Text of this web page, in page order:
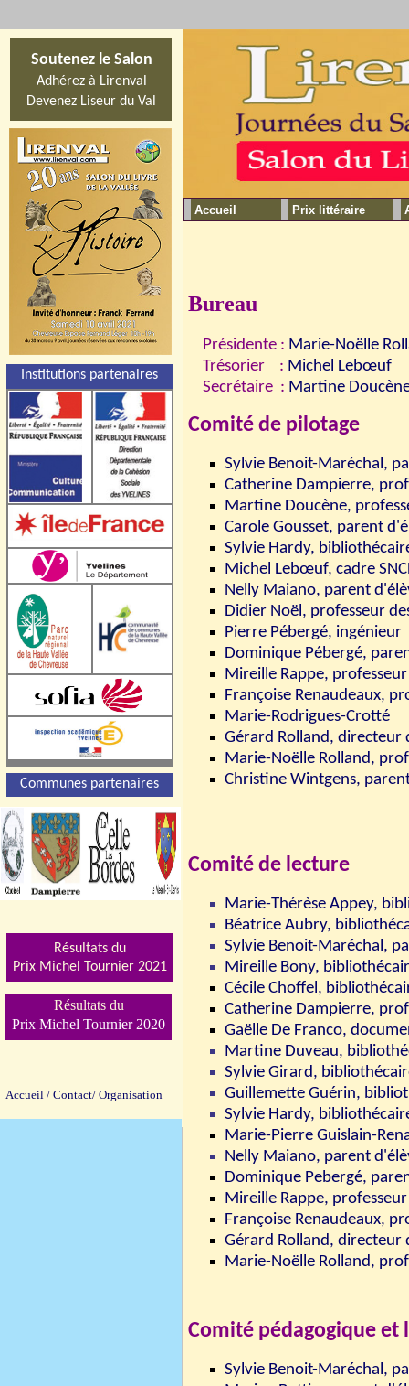
Bureau
Présidente : Marie-Noëlle
Trésorier : Michel Lebœuf
Secrétaire : Martine
Comité de pilotage
Sylvie Benoit-Maréchal,
Catherine Dampierre,
Martine Doucène,
Carole Gousset, parent
Sylvie Hardy,
Michel Lebœuf, cadre
Nelly Maiano, parent
Didier Noël, professeur
Pierre Pébergé, ingénieur
Dominique Pébergé,
Mireille Rappe, professeur
Françoise Renaudeaux,
Marie-Rodrigues-Crotté
Gérard Rolland, directeur
Marie-Noëlle Rolland,
Christine Wintgens,
Comité de lecture
Marie-Thérèse Appey,
Béatrice Aubry,
Sylvie Benoit-Maréchal,
Mireille Bony,
Cécile Choffel,
Catherine Dampierre,
Gaëlle De Franco,
Martine Duveau,
Sylvie Girard,
Guillemette Guérin,
Sylvie Hardy,
Marie-Pierre Guislain-
Nelly Maiano, parent
Dominique Pebergé,
Mireille Rappe, professeur
Françoise Renaudeaux,
Gérard Rolland, directeur
Marie-Noëlle Rolland,
Comité pédagogique et
Sylvie Benoit-Maréchal,
Accueil Prix littéraire
Soutenez le Salon
Adhérez à Lirenval
Devenez Liseur du Val
Accueil / Contact/ Organisation
Institutions partenaires
Communes partenaires
Résultats du
Prix Michel Tournier 2020
Résultats du
Prix Michel Tournier 2021